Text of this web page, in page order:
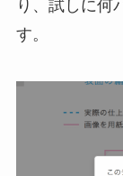
り、試しに何
す。